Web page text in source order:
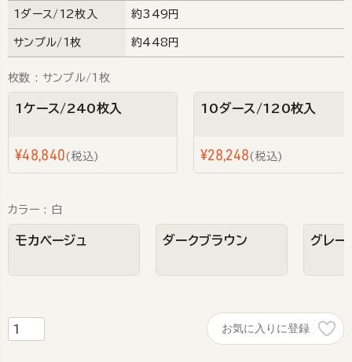
1ダース/12枚入 約349円
サンプル/1枚 約448円
枚数 サンプル/1枚
1ケース/240枚入
¥48,840 税込
10ダース/120枚入
¥28,248 税込
カラー 白
モカベージュ ダークブラウン グレー
お気に入りに登録